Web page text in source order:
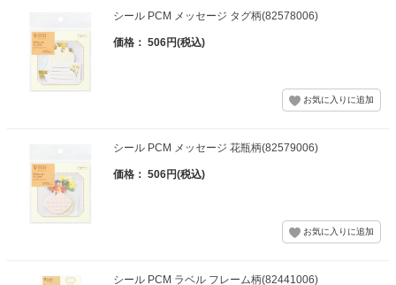
シール PCM メッセージ タグ柄(82578006)
価格： 506円(税込)
シール PCM メッセージ 花瓶柄(82579006)
価格： 506円(税込)
シール PCM ラベル フレーム柄(82441006)